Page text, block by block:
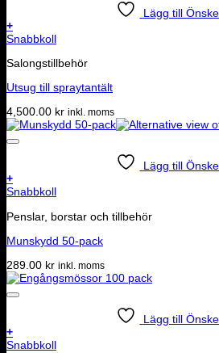
Lägg till
+
Snabbkoll
Salongstillbehör
Utsug till spraytantält
4,500.00 kr inkl. moms
Lägg till
+
Snabbkoll
Penslar, borstar och tillbehör
Munskydd 50-pack
289.00 kr inkl. moms
Lägg till
+
Snabbkoll